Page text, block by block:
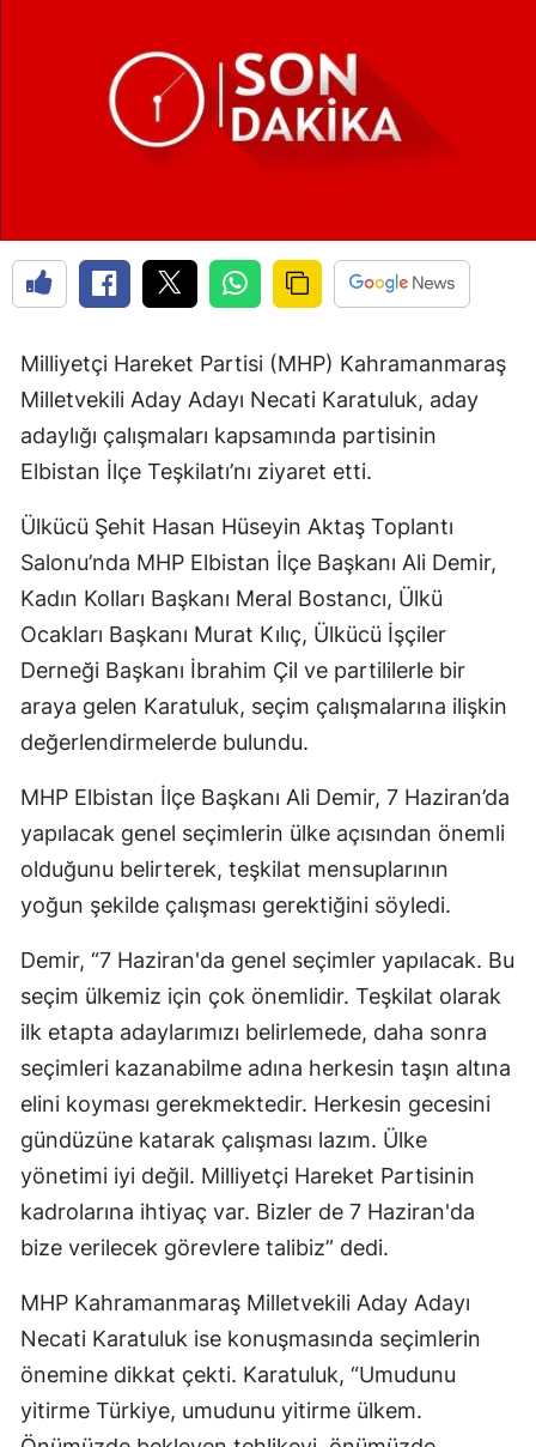
Milliyetçi Hareket Partisi (MHP) Kahramanmaraş
Milletvekili Aday Adayı Necati Karatuluk, aday
adaylığı çalışmaları kapsamında partisinin
Elbistan İlçe Teşkilatı’nı ziyaret etti.
Ülkücü Şehit Hasan Hüseyin Aktaş Toplantı
Salonu’nda MHP Elbistan İlçe Başkanı Ali Demir,
Kadın Kolları Başkanı Meral Bostancı, Ülkü
Ocakları Başkanı Murat Kılıç, Ülkücü İşçiler
Derneği Başkanı İbrahim Çil ve partililerle bir
araya gelen Karatuluk, seçim çalışmalarına ilişkin
değerlendirmelerde bulundu.
MHP Elbistan İlçe Başkanı Ali Demir, 7 Haziran’da
yapılacak genel seçimlerin ülke açısından önemli
olduğunu belirterek, teşkilat mensuplarının
yoğun şekilde çalışması gerektiğini söyledi.
Demir, “7 Haziran'da genel seçimler yapılacak. Bu
seçim ülkemiz için çok önemlidir. Teşkilat olarak
ilk etapta adaylarımızı belirlemede, daha sonra
seçimleri kazanabilme adına herkesin taşın altına
elini koyması gerekmektedir. Herkesin gecesini
gündüzüne katarak çalışması lazım. Ülke
yönetimi iyi değil. Milliyetçi Hareket Partisinin
kadrolarına ihtiyaç var. Bizler de 7 Haziran'da
bize verilecek görevlere talibiz” dedi.
MHP Kahramanmaraş Milletvekili Aday Adayı
Necati Karatuluk ise konuşmasında seçimlerin
önemine dikkat çekti. Karatuluk, “Umudunu
yitirme Türkiye, umudunu yitirme ülkem.